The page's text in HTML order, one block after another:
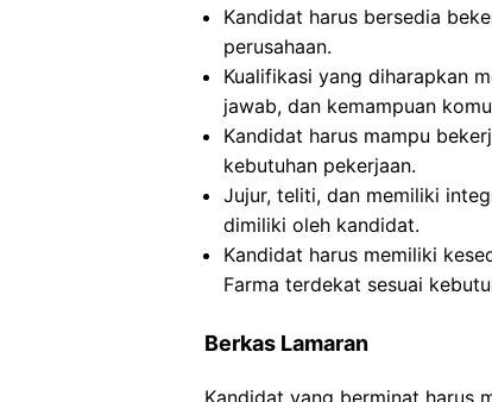
Kandidat harus bersedia
perusahaan.
Kualifikasi yang diharapkan
jawab, dan kemampuan
Kandidat harus mampu
kebutuhan pekerjaan.
Jujur, teliti, dan memiliki
dimiliki oleh kandidat.
Kandidat harus memiliki
Farma terdekat sesuai
Berkas Lamaran
Kandidat yang berminat harus